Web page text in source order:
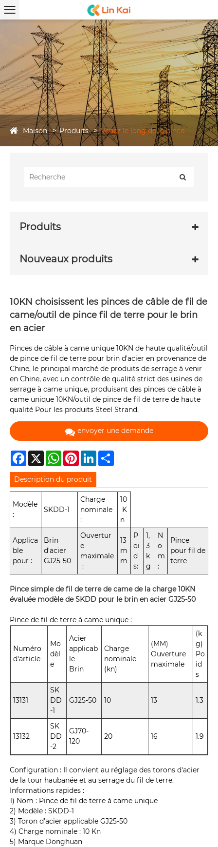
Maison Produits Venez le long de la pince
Produits
Nouveaux produits
10KN choisissent les pinces de câble de fil de
came/outil de pince fil de terre pour le brin
en acier
Pinces de câble à came unique 10KN de haute qualité/outil
de pince de fil de terre pour brin d'acier en provenance de
Chine, le principal marché de produits de serrage à venir
en Chine, avec un contrôle de qualité strict des usines de
serrage à came unique, produisant des pinces de câble à
came unique 10KN/outil de pince de fil de terre de haute
qualité Pour les produits Steel Strand.
envoyer une demande
Facebook
X WhatsAppPinterestLinkedIn
Description du produit
Modèle
:
SKDD-1
Charge
nominale
:
10
K
n
Applica
ble
pour :
Brin
d'acier
GJ25-50
Ouvertur
e
maximale
:
13
m
m
P
oi
d
s:
1,
3
k
g
N
o
m
:
Pince
pour fil de
terre
Pince simple de fil de terre de came de la charge 10KN
évaluée modèle de SKDD pour le brin en acier GJ25-50
Pince de fil de terre à came unique :
Numéro
d'article
Mo
dèl
e
Acier
applicab
le
Brin
Charge
nominale
(kn)
(MM)
Ouverture
maximale
(k
g)
Po
id
s
13131
SK
DD
-1
GJ25-50 10 13 1.3
13132
SK
DD
-2
GJ70-
120
20 16 1.9
Configuration : Il convient au réglage des torons d'acier
de la tour haubanée et au serrage du fil de terre.
Informations rapides :
1) Nom : Pince de fil de terre à came unique
2) Modèle : SKDD-1
3) Toron d'acier applicable GJ25-50
4) Charge nominale : 10 Kn
5) Marque Donghuan